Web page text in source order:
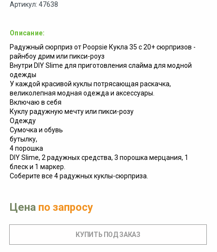
Артикул: 47638
Описание:
Радужный сюрприз от Poopsie Кукла 35 с 20+ сюрпризов -
райнбоу дрим или пикси-роуз
Внутри DIY Slime для приготовления слайма для модной
одежды
У каждой красивой куклы потрясающая раскачка,
великолепная модная одежда и аксессуары.
Включаю в себя
Куклу радужную мечту или пикси-розу
Одежду
Сумочка и обувь
бутылку,
4 порошка
DIY Slime, 2 радужных средства, 3 порошка мерцания, 1
блеск и 1 маркер.
Соберите все 4 радужных куклы-сюрприза.
Цена по запросу